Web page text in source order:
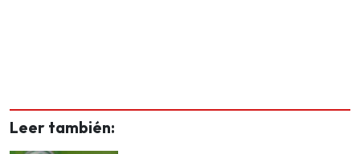
Leer también: